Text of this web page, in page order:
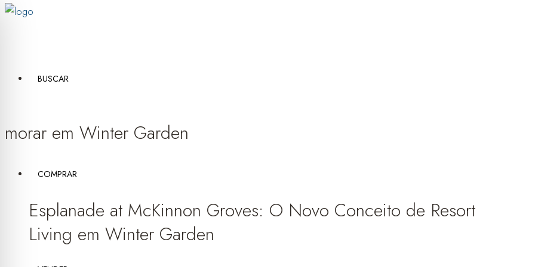
BUSCAR
COMPRAR
morar em Winter Garden
Esplanade at McKinnon Groves: O Novo Conceito de Resort
Living em Winter Garden